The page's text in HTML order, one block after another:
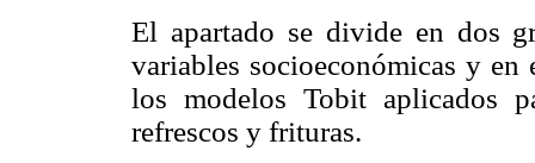
El apartado se divide en dos
variables socioeconómicas y en
los modelos Tobit aplicados
refrescos y frituras.